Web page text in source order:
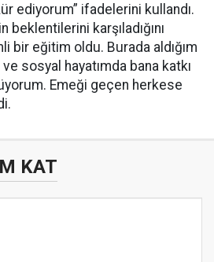
ediyorum” ifadelerini kullandı.
karşıladığını
bir eğitim oldu. Burada aldığım
sosyal hayatımda bana katkı
Emeği geçen herkese
KAT